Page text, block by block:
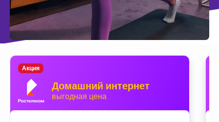
Домашний интернет
выгодная цена
Акция